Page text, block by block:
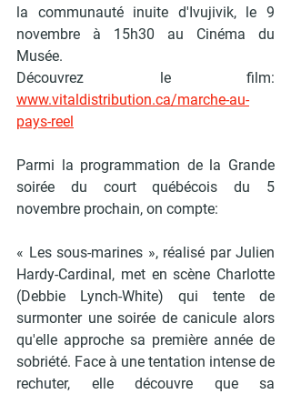
la communauté inuite d'Ivujivik, le 9
novembre à 15h30 au Cinéma du
Musée.
Découvrez le film:
www.vitaldistribution.ca/marche-au-
pays-reel
Parmi la programmation de la Grande
soirée du court québécois du 5
novembre prochain, on compte:
« Les sous-marines », réalisé par Julien
Hardy-Cardinal, met en scène Charlotte
(Debbie Lynch-White) qui tente de
surmonter une soirée de canicule alors
qu'elle approche sa première année de
sobriété. Face à une tentation intense de
rechuter, elle découvre que sa